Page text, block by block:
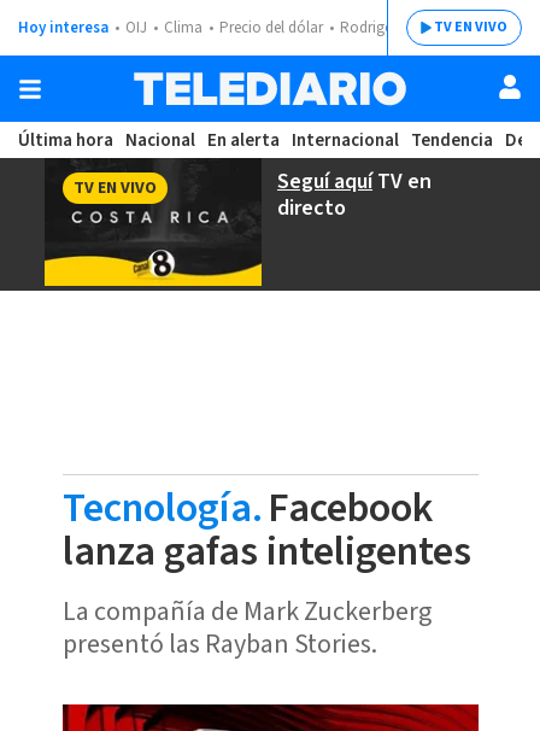
Hoy interesa OIJ Clima Precio del dólar Rodrigo ChavesTV EN VIVO
Última hora Nacional En alerta Internacional Tendencia
Seguí aquíTV en
directo
TV EN VIVO
Tecnología.Facebook
lanza gafas inteligentes
La compañía de Mark Zuckerberg
presentó las Rayban Stories.